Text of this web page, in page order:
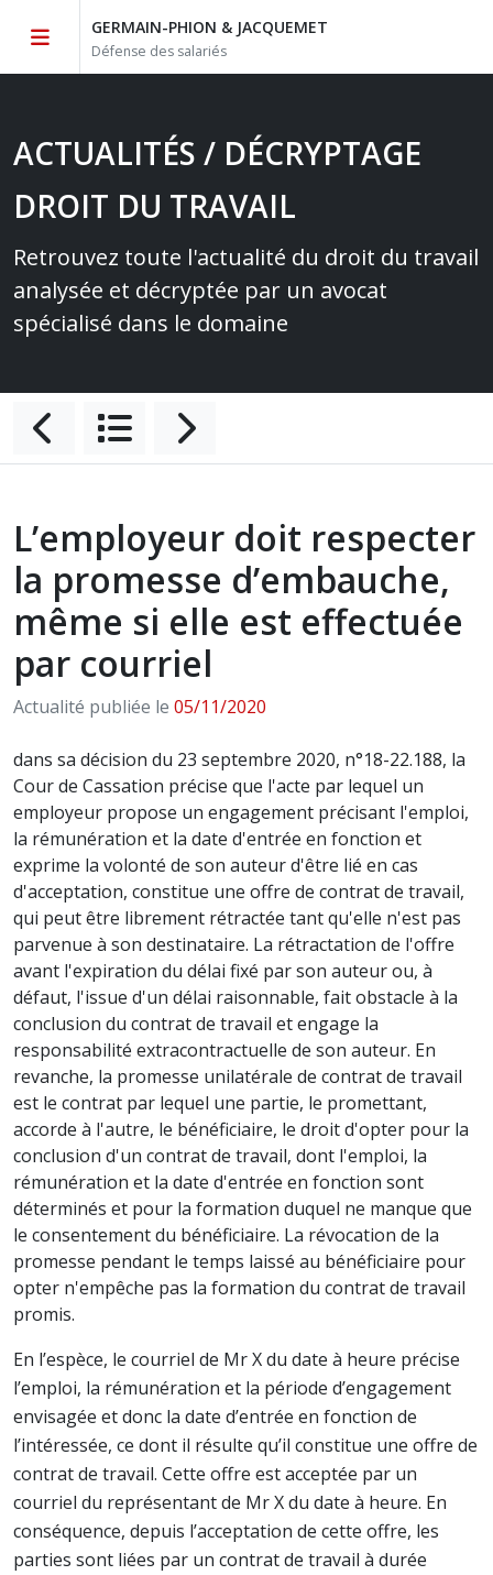
GERMAIN-PHION & JACQUEMET
Défense des salariés
ACTUALITÉS / DÉCRYPTAGE
DROIT DU TRAVAIL
Retrouvez toute l'actualité du droit du travail
analysée et décryptée par un avocat
spécialisé dans le domaine
L’employeur doit respecter
la promesse d’embauche,
même si elle est effectuée
par courriel
Actualité publiée le 05/11/2020
dans sa décision du 23 septembre 2020, n°18-22.188, la
Cour de Cassation précise que l'acte par lequel un
employeur propose un engagement précisant l'emploi,
la rémunération et la date d'entrée en fonction et
exprime la volonté de son auteur d'être lié en cas
d'acceptation, constitue une offre de contrat de travail,
qui peut être librement rétractée tant qu'elle n'est pas
parvenue à son destinataire. La rétractation de l'offre
avant l'expiration du délai fixé par son auteur ou, à
défaut, l'issue d'un délai raisonnable, fait obstacle à la
conclusion du contrat de travail et engage la
responsabilité extracontractuelle de son auteur. En
revanche, la promesse unilatérale de contrat de travail
est le contrat par lequel une partie, le promettant,
accorde à l'autre, le bénéficiaire, le droit d'opter pour la
conclusion d'un contrat de travail, dont l'emploi, la
rémunération et la date d'entrée en fonction sont
déterminés et pour la formation duquel ne manque que
le consentement du bénéficiaire. La révocation de la
promesse pendant le temps laissé au bénéficiaire pour
opter n'empêche pas la formation du contrat de travail
promis.
En l’espèce, le courriel de Mr X du date à heure précise
l’emploi, la rémunération et la période d’engagement
envisagée et donc la date d’entrée en fonction de
l’intéressée, ce dont il résulte qu’il constitue une offre de
contrat de travail. Cette offre est acceptée par un
courriel du représentant de Mr X du date à heure. En
conséquence, depuis l’acceptation de cette offre, les
parties sont liées par un contrat de travail à durée